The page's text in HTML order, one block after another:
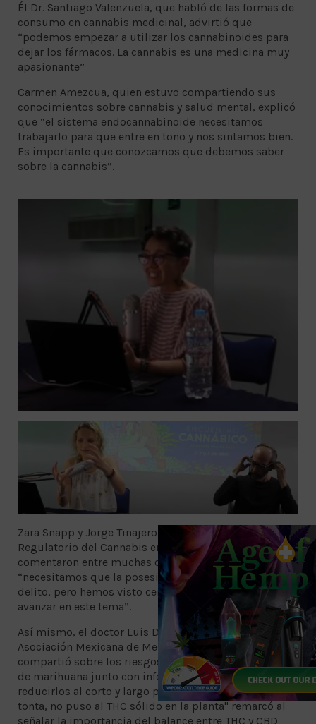
Él Dr. Santiago Valenzuela, que habló de las formas de
consumo en cannabis medicinal, advirtió que
“podemos empezar a utilizar los cannabinoides para
dejar los fármacos. La cannabis es una medicina muy
apasionante”
Carmen Amezcua, quien estuvo compartiendo sus
conocimientos sobre cannabis y salud mental, explicó
que “el sistema endocannabinoide necesitamos
trabajarlo para que entre en tono y nos sintamos bien.
Es importante que conozcamos que debemos saber
sobre la cannabis”.
Zara Snapp y Jorge Tinajero, hablaron del Marco
Regulatorio del Cannabis en México, quienes
comentaron entre muchas otras cosas más que
“necesitamos que la posesión simple deje de ser un
delito, pero hemos visto cero voluntad política para
avanzar en este tema”.
Así mismo, el doctor Luis David Suárez, de la
Asociación Mexicana de Medicina Cannabinoide,
compartió sobre los riesgos y daños asociados al uso
de marihuana junto con información sobre cómo
reducirlos al corto y largo plazo. "La naturaleza no es
tonta, no puso al THC sólido en la planta" remarcó al
señalar la importancia del balance entre THC y CBD